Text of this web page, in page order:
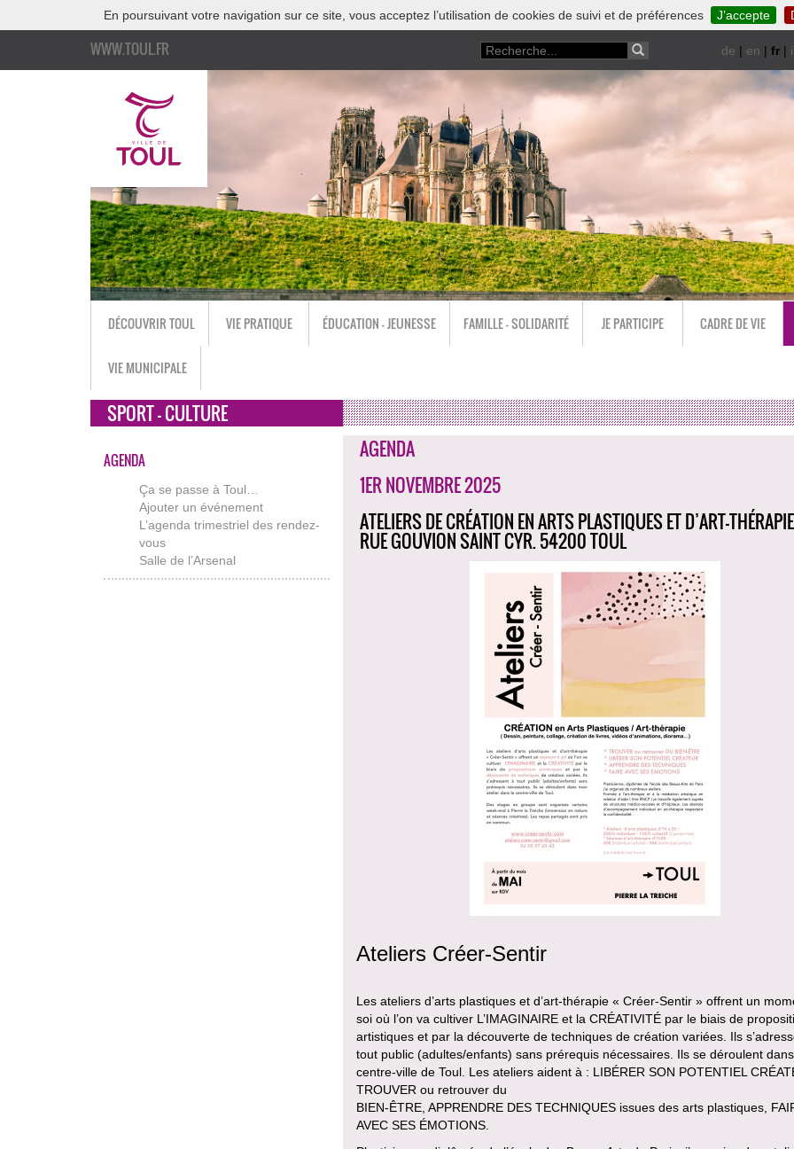
En poursuivant votre navigation sur ce site, vous acceptez l’utilisation de cookies de suivi et de préférences J’accepte
WWW.TOUL.FR de | en | fr |
DÉCOUVRIR TOUL VIE PRATIQUE ÉDUCATION - JEUNESSE FAMILLE - SOLIDARITÉ JE PARTICIPE CADRE DE VIE
VIE MUNICIPALE
SPORT - CULTURE
AGENDA
Ça se passe à Toul…
Ajouter un événement
L’agenda trimestriel des rendez-
vous
Salle de l’Arsenal
AGENDA
1ER NOVEMBRE 2025
ATELIERS DE CRÉATION EN ARTS PLASTIQUES ET D’ART-
RUE GOUVION SAINT CYR. 54200 TOUL
Ateliers Créer-Sentir
Les ateliers d’arts plastiques et d’art-thérapie « Créer-Sentir » offrent un
soi où l’on va cultiver L’IMAGINAIRE et la CRÉATIVITÉ par le biais de
artistiques et par la découverte de techniques de création variées. Ils
tout public (adultes/enfants) sans prérequis nécessaires. Ils se déroulent
centre-ville de Toul. Les ateliers aident à : LIBÉRER SON POTENTIEL
TROUVER ou retrouver du
BIEN-ÊTRE, APPRENDRE DES TECHNIQUES issues des arts plastiques,
AVEC SES ÉMOTIONS.